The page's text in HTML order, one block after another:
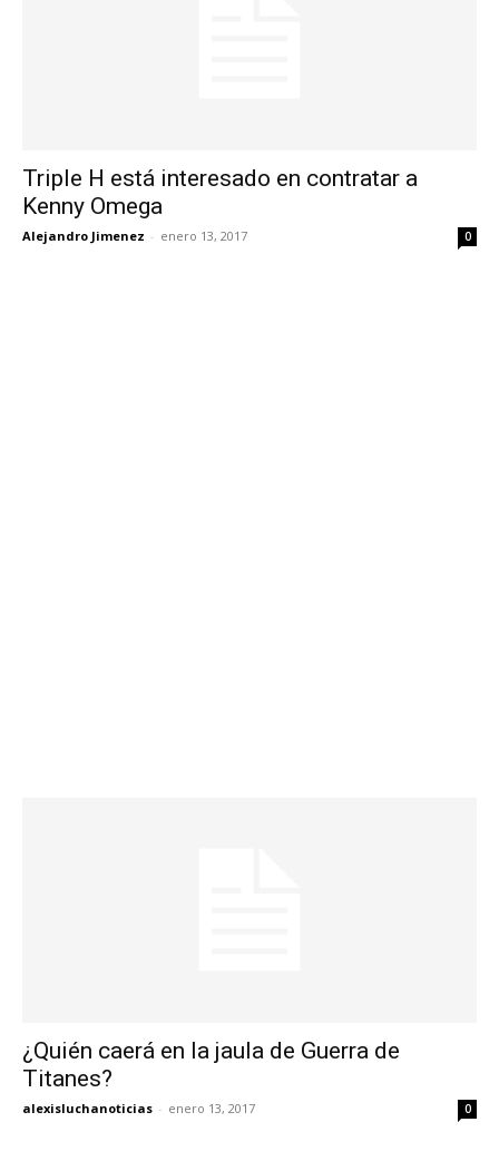
Triple H está interesado en contratar a
Kenny Omega
Alejandro Jimenez - enero 13, 2017 0
¿Quién caerá en la jaula de Guerra de
Titanes?
alexisluchanoticias - enero 13, 2017 0